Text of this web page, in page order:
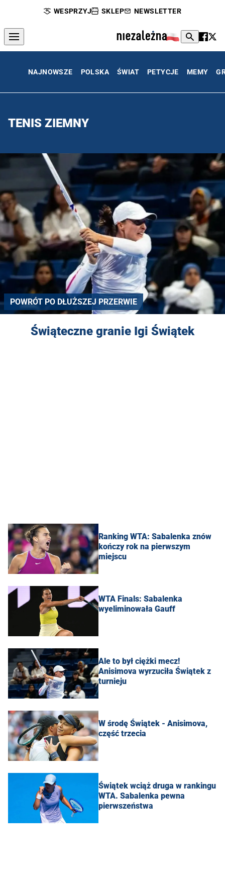
WESPRZYJ SKLEP NEWSLETTER
NAJNOWSZE POLSKA ŚWIAT PETYCJE MEMY
TENIS ZIEMNY
POWRÓT PO DŁUŻSZEJ PRZERWIE
Świąteczne granie Igi Świątek
Ranking WTA: Sabalenka znów
kończy rok na pierwszym
miejscu
WTA Finals: Sabalenka
wyeliminowała Gauff
Ale to był ciężki mecz!
Anisimova wyrzuciła Świątek z
turnieju
W środę Świątek - Anisimova,
część trzecia
Świątek wciąż druga w rankingu
WTA. Sabalenka pewna
pierwszeństwa